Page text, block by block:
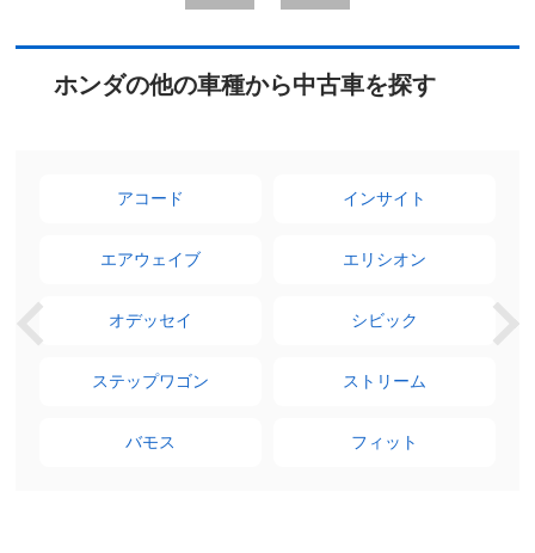
ホンダの他の車種から中古車を探す
アコード インサイト
エアウェイブ エリシオン
オデッセイ シビック
ステップワゴン ストリーム
バモス フィット